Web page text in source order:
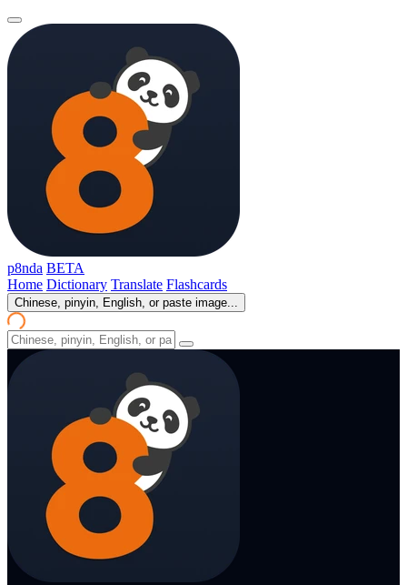
p8nda BETA
Home Dictionary Translate Flashcards
Chinese, pinyin, English, or paste image...